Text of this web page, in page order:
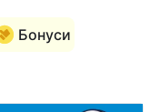
Бонуси